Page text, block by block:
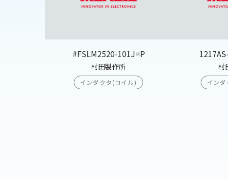
#FSLM2520-101J=P
村田製作所
インダクタ(コイル)
村
イン